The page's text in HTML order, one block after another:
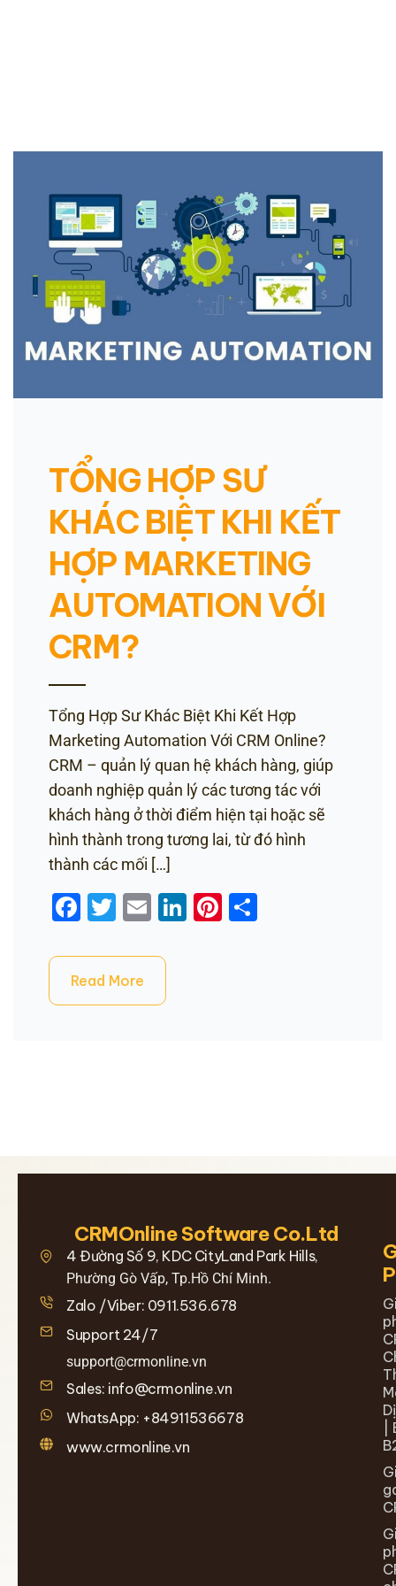
TỔNG HỢP SƯ
KHÁC BIỆT KHI KẾT
HỢP MARKETING
AUTOMATION VỚI
CRM?
Tổng Hợp Sư Khác Biệt Khi Kết Hợp
Marketing Automation Với CRM Online?
CRM – quản lý quan hệ khách hàng, giúp
doanh nghiệp quản lý các tương tác với
khách hàng ở thời điểm hiện tại hoặc sẽ
hình thành trong tương lai, từ đó hình
thành các mối […]
Facebook
Twitter
EmailLinkedIn
Pinterest
Read More
CRMOnline Software Co.Ltd
4 Đường Số 9, KDC CityLand Park Hills,
Phường Gò Vấp, Tp.Hồ Chí Minh.
Zalo /Viber: 0911.536.678
Support 24/7
support@crmonline.vn
Sales: info@crmonline.vn
WhatsApp: +84911536678
www.crmonline.vn